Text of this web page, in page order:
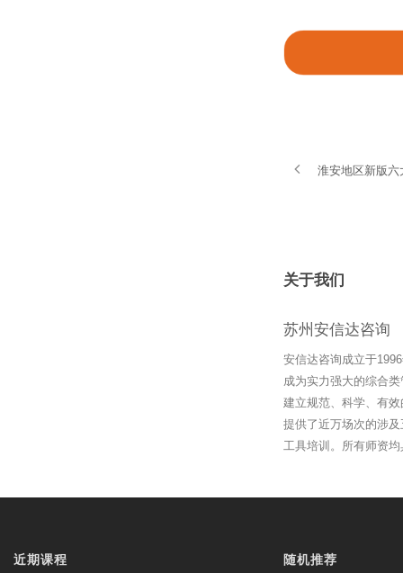
淮安地区新版
关于我们
苏州安信达咨询
安信达咨询成立于
成为实力强大的综合
建立规范、科学、有
提供了近万场次的涉
工具培训。所有师资
近期课程 随机推荐